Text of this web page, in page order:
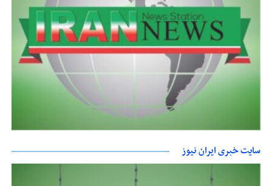
سایت خبری ایران نیوز